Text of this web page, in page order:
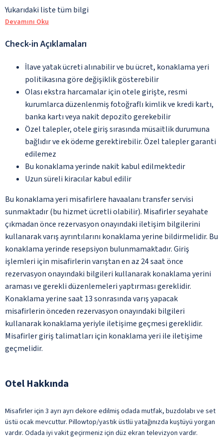
Yukarıdaki liste tüm bilgi
Devamını Oku
Check-in Açıklamaları
İlave yatak ücreti alınabilir ve bu ücret, konaklama yeri
politikasına göre değişiklik gösterebilir
Olası ekstra harcamalar için otele girişte, resmi
kurumlarca düzenlenmiş fotoğraflı kimlik ve kredi kartı,
banka kartı veya nakit depozito gerekebilir
Özel talepler, otele giriş sırasında müsaitlik durumuna
bağlıdır ve ek ödeme gerektirebilir. Özel talepler garanti
edilemez
Bu konaklama yerinde nakit kabul edilmektedir
Uzun süreli kiracılar kabul edilir
Bu konaklama yeri misafirlere havaalanı transfer servisi
sunmaktadır (bu hizmet ücretli olabilir). Misafirler seyahate
çıkmadan önce rezervasyon onayındaki iletişim bilgilerini
kullanarak varış ayrıntılarını konaklama yerine bildirmelidir. Bu
konaklama yerinde resepsiyon bulunmamaktadır. Giriş
işlemleri için misafirlerin varıştan en az 24 saat önce
rezervasyon onayındaki bilgileri kullanarak konaklama yerini
araması ve gerekli düzenlemeleri yaptırması gereklidir.
Konaklama yerine saat 13 sonrasında varış yapacak
misafirlerin önceden rezervasyon onayındaki bilgileri
kullanarak konaklama yeriyle iletişime geçmesi gereklidir.
Misafirler giriş talimatları için konaklama yeri ile iletişime
geçmelidir.
Otel Hakkında
Misafirler için 3 ayrı ayrı dekore edilmiş odada mutfak, buzdolabı ve set
üstü ocak mevcuttur. Pillowtop/yastık üstlü yatağınızda kuştüyü yorgan
vardır. Odada iyi vakit geçirmeniz için düz ekran televizyon vardır.